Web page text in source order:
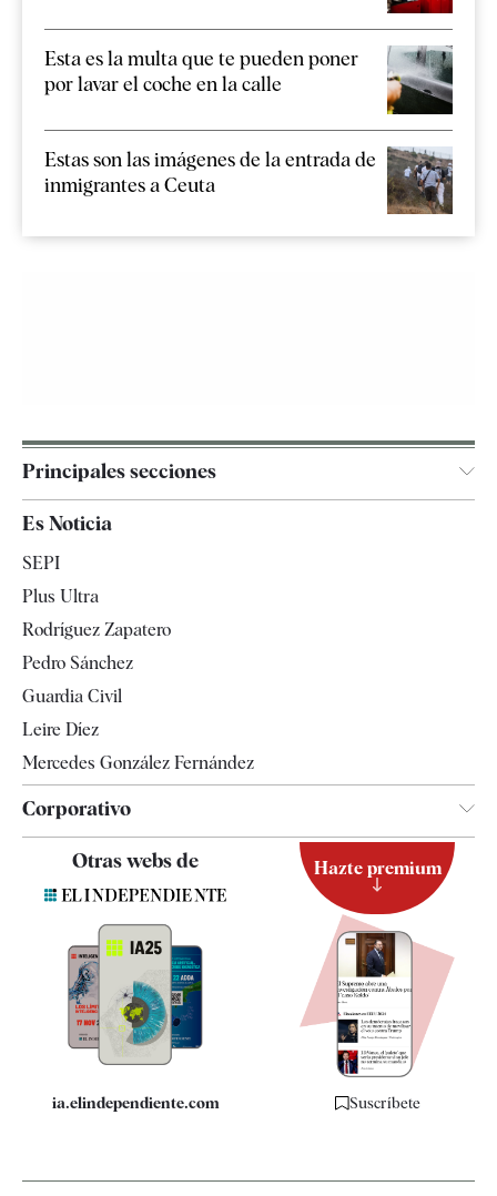
Esta es la multa que te pueden poner
por lavar el coche en la calle
Estas son las imágenes de la entrada de
inmigrantes a Ceuta
Principales secciones
España
Televisión
Es Noticia
SEPI
Plus Ultra
Rodríguez Zapatero
Pedro Sánchez
Guardia Civil
Leire Díez
Mercedes González Fernández
Corporativo
Contacto
Quiénes somos
Especificaciones
Otras webs de
ia.elindependiente.com
Hazte premium
Suscríbete